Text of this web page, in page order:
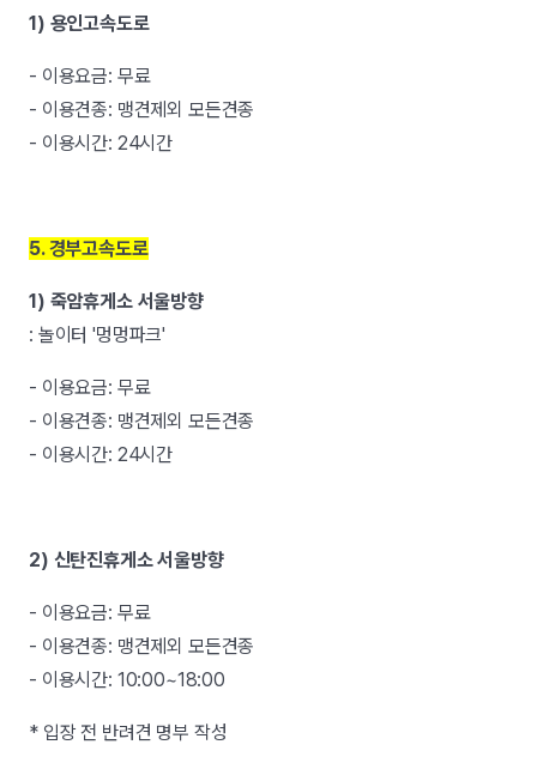
1) 용인고속도로
- 이용요금: 무료
- 이용견종: 맹견제외 모든견종
- 이용시간: 24시간
5. 경부고속도로
1) 죽암휴게소 서울방향
: 놀이터 '멍멍파크'
- 이용요금: 무료
- 이용견종: 맹견제외 모든견종
- 이용시간: 24시간
2) 신탄진휴게소 서울방향
- 이용요금: 무료
- 이용견종: 맹견제외 모든견종
- 이용시간: 10:00~18:00
* 입장 전 반려견 명부 작성